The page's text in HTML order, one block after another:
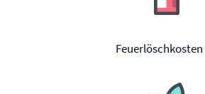
Feuerlöschkosten